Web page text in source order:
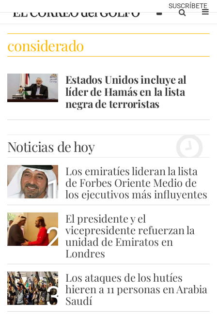
SUSCRÍBETE
considerado
Estados Unidos incluye al
líder de Hamás en la lista
negra de terroristas
Noticias de hoy
1
Los emiratíes lideran la lista
de Forbes Oriente Medio de
los ejecutivos más influyentes
2
El presidente y el
vicepresidente refuerzan la
unidad de Emiratos en
Londres
3
Los ataques de los hutíes
hieren a 11 personas en Arabia
Saudí